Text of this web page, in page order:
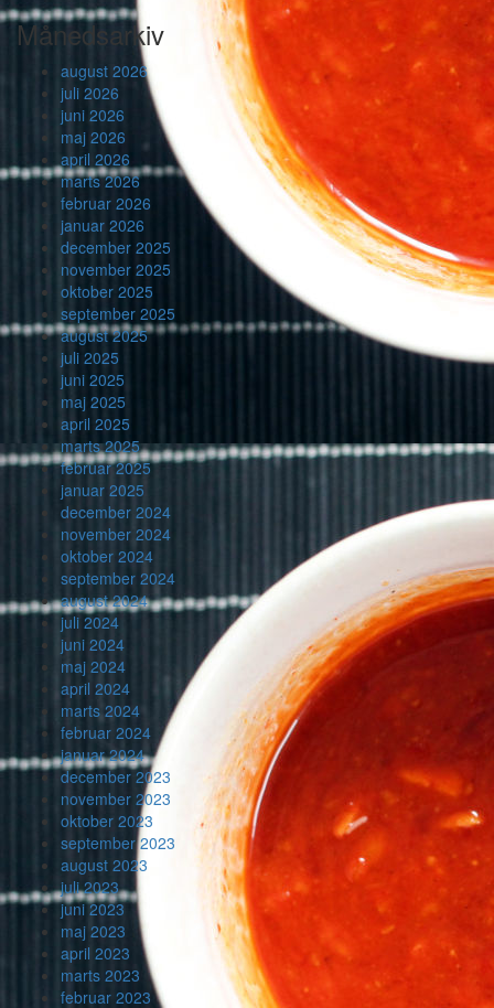
Månedsarkiv
august 2026
juli 2026
juni 2026
maj 2026
april 2026
marts 2026
februar 2026
januar 2026
december 2025
november 2025
oktober 2025
september 2025
august 2025
juli 2025
juni 2025
maj 2025
april 2025
marts 2025
februar 2025
januar 2025
december 2024
november 2024
oktober 2024
september 2024
august 2024
juli 2024
juni 2024
maj 2024
april 2024
marts 2024
februar 2024
januar 2024
december 2023
november 2023
oktober 2023
september 2023
august 2023
juli 2023
juni 2023
maj 2023
april 2023
marts 2023
februar 2023